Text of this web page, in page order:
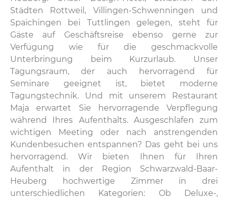
Städten Rottweil, Villingen-Schwenningen und
Spaichingen bei Tuttlingen gelegen, steht für
Gäste auf Geschäftsreise ebenso gerne zur
Verfügung wie für die geschmackvolle
Unterbringung beim Kurzurlaub. Unser
Tagungsraum, der auch hervorragend für
Seminare geeignet ist, bietet moderne
Tagungstechnik. Und mit unserem Restaurant
Maja erwartet Sie hervorragende Verpflegung
während Ihres Aufenthalts. Ausgeschlafen zum
wichtigen Meeting oder nach anstrengenden
Kundenbesuchen entspannen? Das geht bei uns
hervorragend. Wir bieten Ihnen für Ihren
Aufenthalt in der Region Schwarzwald-Baar-
Heuberg hochwertige Zimmer in drei
unterschiedlichen Kategorien: Ob Deluxe-,